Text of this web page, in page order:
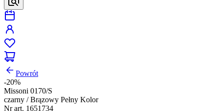
Powrót
-20%
Missoni 0170/S
czarny / Brązowy Pełny Kolor
Nr art. 1651734